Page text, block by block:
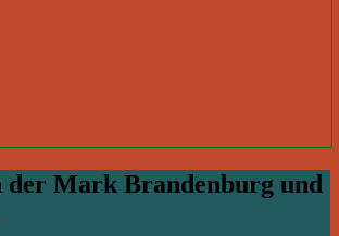
der Mark Brandenburg und